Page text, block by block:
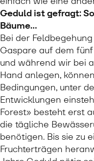
Geduld ist gefragt:
Bäume…
Bei der
Gaspare auf dem
und während wir bei
Hand anlegen,
Bedingungen, unter
Entwicklungen
Forest» besteht erst
die tägliche
benötigen. Bis sie zu
Fruchterträgen